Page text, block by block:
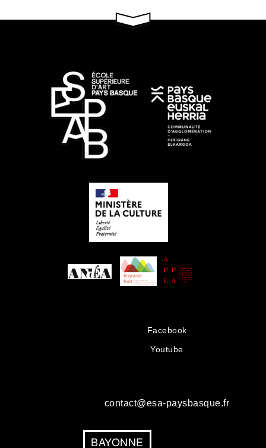
Facebook
Youtube
contact@esa-paysbasque.fr
BAYONNE